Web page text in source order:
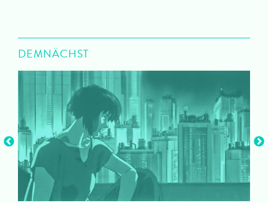
DEMNÄCHST